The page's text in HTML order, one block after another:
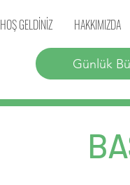
HOŞ GELDİNİZ HAKKIMIZDA
Günlük